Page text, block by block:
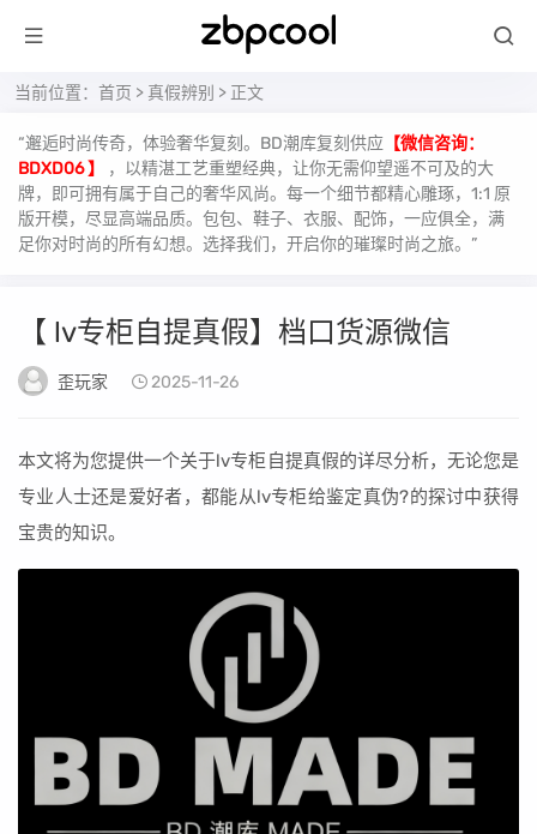
当前位置： 首页 > 真假辨别 > 正文
“邂逅时尚传奇，体验奢华复刻。BD潮库复刻供应 【微信咨询：
BDXD06 】
，以精湛工艺重塑经典，让你无需仰望遥不可及的大
牌，即可拥有属于自己的奢华风尚。每一个细节都精心雕琢，1:1 原
版开模，尽显高端品质。包包、鞋子、衣服、配饰，一应俱全，满
足你对时尚的所有幻想。选择我们，开启你的璀璨时尚之旅。”
【 lv专柜自提真假】档口货源微信
歪玩家 2025-11-26
本文将为您提供一个关于lv专柜自提真假的详尽分析，无论您是
专业人士还是爱好者，都能从lv专柜给鉴定真伪?的探讨中获得
宝贵的知识。